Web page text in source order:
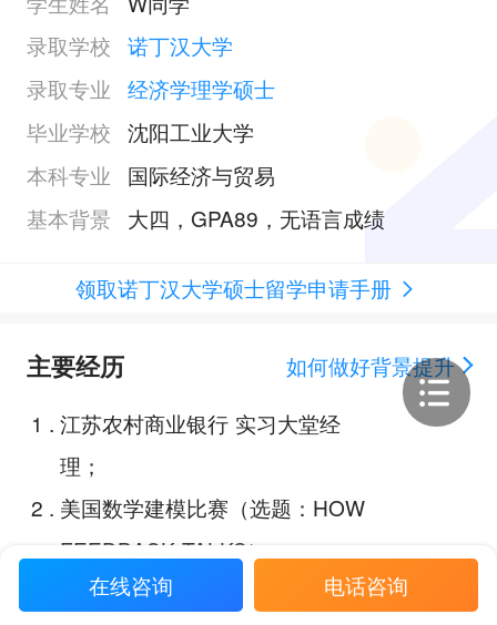
录取学校 诺丁汉大学
录取专业 经济学理学硕士
毕业学校 沈阳工业大学
本科专业
国际经济与贸易
基本背景
大四，GPA89，无语言成绩
领取诺丁汉大学硕士留学申请手册
主要经历
如何做好背景提升
1 . 江苏农村商业银行 实习大堂经
理；
2 . 美国数学建模比赛（选题：HOW
FEEDBACK TALKS）；
2018-2019年世界石油市场行情分
在线咨询 电话咨询